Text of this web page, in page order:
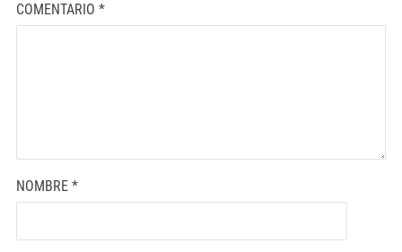
COMENTARIO *
NOMBRE *